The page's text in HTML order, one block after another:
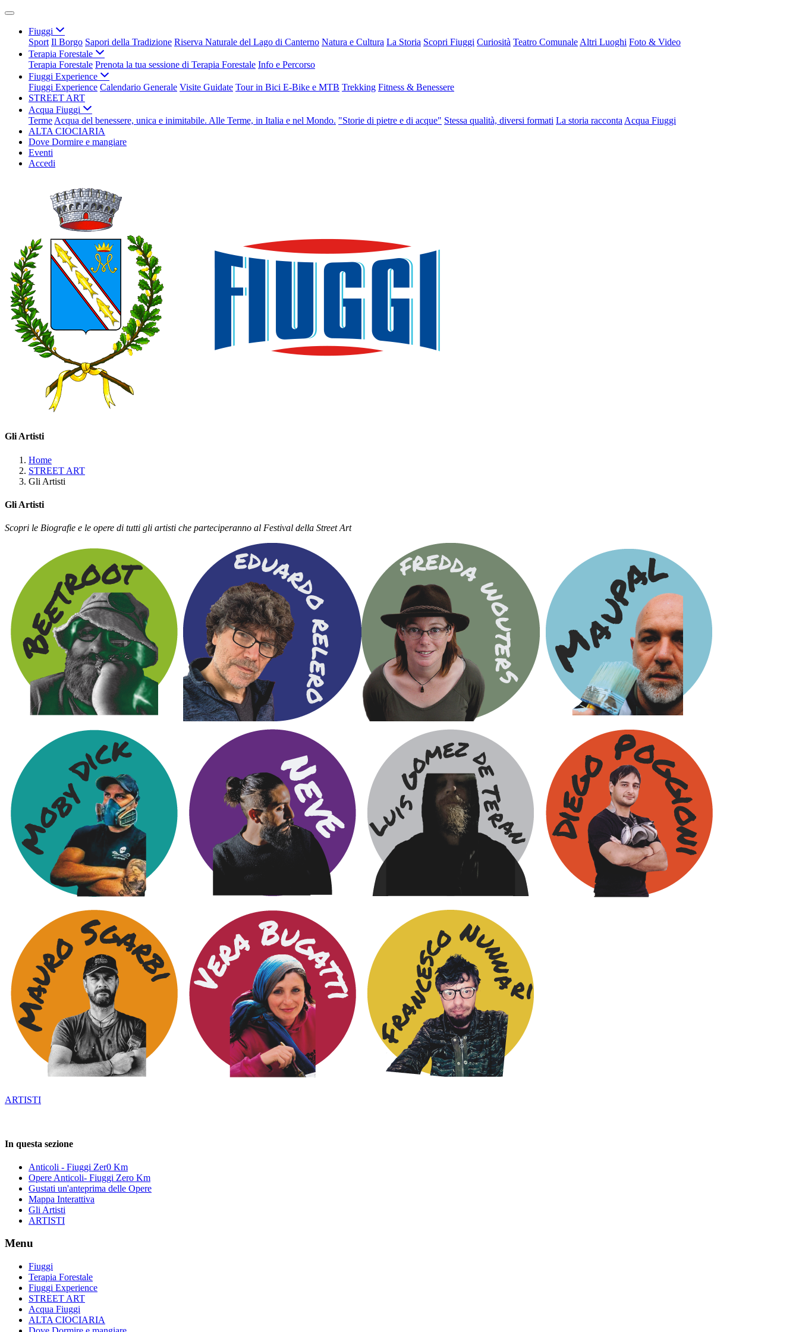
Fiuggi
Sport Il Borgo Sapori della Tradizione Riserva Naturale del Lago di Canterno Natura e Cultura La Storia Scopri Fiuggi Curiosità Teatro Comunale Altri Luoghi Foto & Video
Terapia Forestale
Terapia Forestale Prenota la tua sessione di Terapia Forestale Info e Percorso
Fiuggi Experience
Fiuggi Experience Calendario Generale Visite Guidate Tour in Bici E-Bike e MTB Trekking Fitness & Benessere
STREET ART
Acqua Fiuggi
Terme Acqua del benessere, unica e inimitabile. Alle Terme, in Italia e nel Mondo. "Storie di pietre e di acque" Stessa qualità, diversi formati La storia racconta Acqua Fiuggi
ALTA CIOCIARIA
Dove Dormire e mangiare
Eventi
Accedi
Gli Artisti
Home
STREET ART
Gli Artisti
Gli Artisti
Scopri le Biografie e le opere di tutti gli artisti che parteciperanno al Festival della Street Art
ARTISTI
In questa sezione
Anticoli - Fiuggi Zer0 Km
Opere Anticoli- Fiuggi Zero Km
Gustati un'anteprima delle Opere
Mappa Interattiva
Gli Artisti
ARTISTI
Menu
Fiuggi
Terapia Forestale
Fiuggi Experience
STREET ART
Acqua Fiuggi
ALTA CIOCIARIA